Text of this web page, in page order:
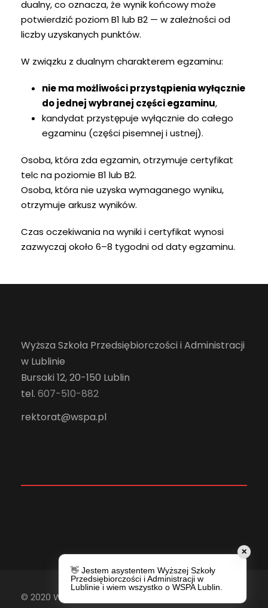
dualny, co oznacza, że wynik końcowy może
potwierdzić poziom B1 lub B2 — w zależności od
liczby uzyskanych punktów.
W związku z dualnym charakterem egzaminu:
nie ma możliwości przystąpienia wyłącznie
do jednej wybranej części egzaminu,
kandydat przystępuje wyłącznie do całego
egzaminu (części pisemnej i ustnej).
Osoba, która zda egzamin, otrzymuje certyfikat
telc na poziomie B1 lub B2.
Osoba, która nie uzyska wymaganego wyniku,
otrzymuje arkusz wyników.
Czas oczekiwania na wyniki i certyfikat wynosi
zazwyczaj około 6–8 tygodni od daty egzaminu.
Wyższa Szkoła Przedsiębiorczości i Administracji
w Lublinie
Bursaki 12, 20-150 Lublin
tel. 607-510-882
rektorat@wspa.pl
© 2020 Wyższa Szkoła Przedsiębiorczości i
✕
👋 Jestem asystentem Wyższej Szkoły
Przedsiębiorczości i Administracji w
Lublinie i wiem wszystko o WSPA Lublin.